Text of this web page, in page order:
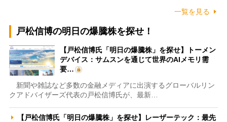
一覧を見る
戸松信博の明日の爆騰株を探せ！
【戸松信博氏「明日の爆騰株」を探せ】トーメン
デバイス：サムスンを通じて世界のAIメモリ需
要…
新聞や雑誌など多数の金融メディアに出演するグローバルリン
クアドバイザーズ代表の戸松信博氏が、最新…
【戸松信博氏「明日の爆騰株」を探せ】レーザーテック：最先